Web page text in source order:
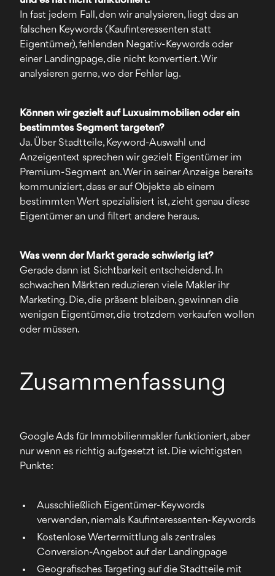
In fast jedem Fall, den wir analysieren, liegt das an
falschen Keywords (Kaufinteressenten statt
Eigentümer), fehlenden Negativ-Keywords oder
einer Landingpage, die nicht konvertiert. Wir
analysieren gerne, wo der Fehler lag.
Können wir gezielt auf Luxusimmobilien oder ein
bestimmtes Segment targeten?
Ja. Über Stadtteile, Keyword-Auswahl und
Anzeigentext sprechen wir gezielt Eigentümer im
Premium-Segment an. Wer in seiner Anzeige bereits
kommuniziert, dass er auf Objekte ab einem
bestimmten Wert spezialisiert ist, zieht genau diese
Eigentümer an und filtert andere heraus.
Was wenn der Markt gerade schwierig ist?
Gerade dann ist Sichtbarkeit entscheidend. In
schwachen Märkten reduzieren viele Makler ihr
Marketing. Die, die präsent bleiben, gewinnen die
wenigen Eigentümer, die trotzdem verkaufen wollen
oder müssen.
Zusammenfassung
Google Ads für Immobilienmakler funktioniert, aber
nur wenn es richtig aufgesetzt ist. Die wichtigsten
Punkte:
Ausschließlich Eigentümer-Keywords
verwenden, niemals Kaufinteressenten-Keywords
Kostenlose Wertermittlung als zentrales
Conversion-Angebot auf der Landingpage
Geografisches Targeting auf die Stadtteile mit